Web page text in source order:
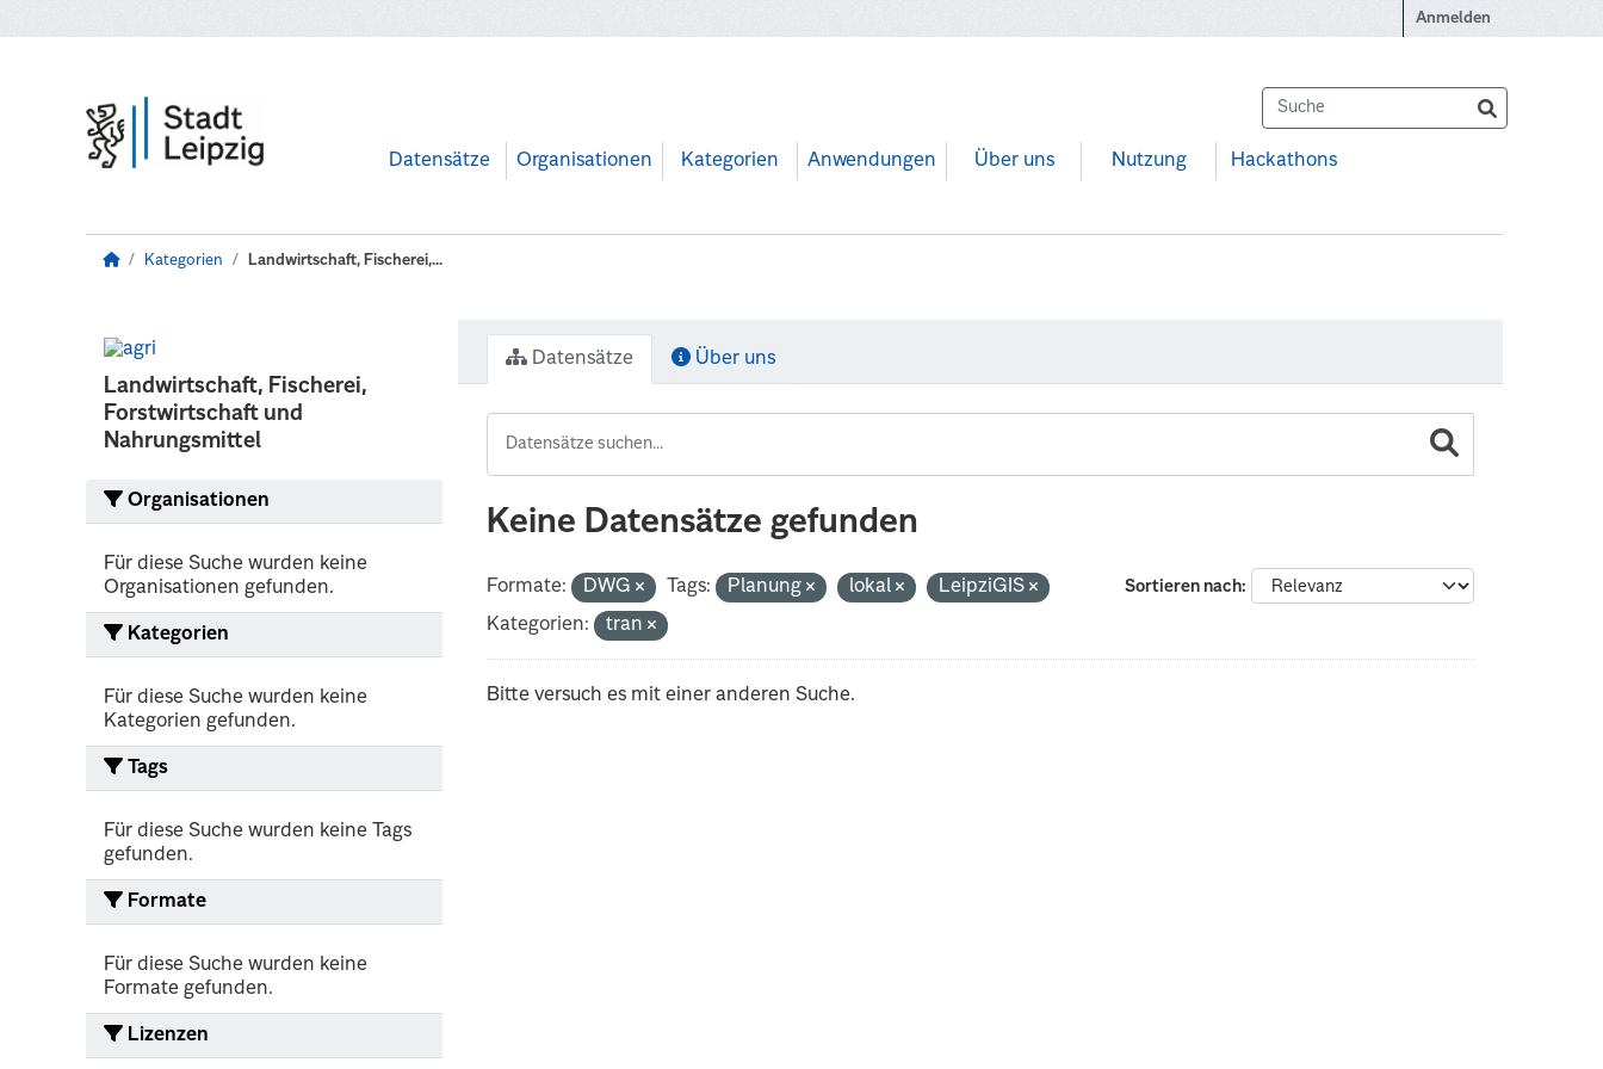
Anmelden
Datensätze Organisationen Kategorien Anwendungen Über uns Nutzung Hackathons
Kategorien Landwirtschaft, Fischerei,...
Landwirtschaft, Fischerei,
Forstwirtschaft und
Nahrungsmittel
Organisationen
Für diese Suche wurden keine
Organisationen gefunden.
Kategorien
Für diese Suche wurden keine
Kategorien gefunden.
Tags
Für diese Suche wurden keine Tags
gefunden.
Formate
Für diese Suche wurden keine
Formate gefunden.
Lizenzen
Datensätze Über uns
Keine Datensätze gefunden
Sortieren nach
Formate: DWG Tags: Planung lokal
LeipziGIS
Kategorien:
tran
Bitte versuch es mit einer anderen Suche.